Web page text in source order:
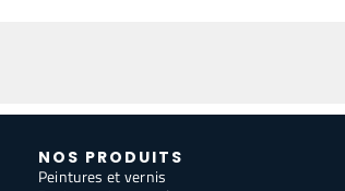
NOS PRODUITS
Peintures et vernis